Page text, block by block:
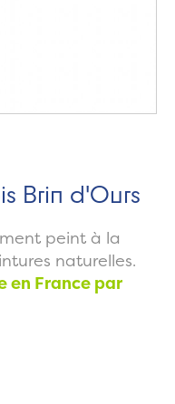
Brin d'Ours
peint à la
naturelles.
en France par